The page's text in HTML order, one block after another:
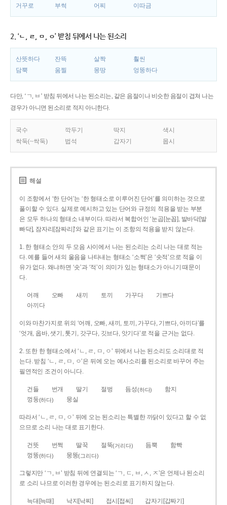
거꾸로
부썩 어찌 이따금
2. ‘ㄴ, ㄹ, ㅁ, ㅇ’ 받침 뒤에서 나는 된소리
산뜻하다 잔뜩 살짝
훨씬
담뿍
움찔 몽땅 엉뚱하다
다만, ‘ㄱ, ㅂ’ 받침 뒤에서 나는 된소리는, 같은 음절이나 비슷한 음절이 겹쳐 나는
경우가 아니면 된소리로 적지 아니한다.
국수 깍두기 딱지
색시
싹둑(~싹둑)
법석 갑자기 몹시
해설
이 조항에서 ‘한 단어’는 ‘한 형태소로 이루어진 단어’를 의미하는 것으로
풀이할 수 있다. 실제로 예시하고 있는 단어와 규정의 적용을 받는 부분
은 모두 하나의 형태소 내부이다. 따라서 복합어인 ‘눈곱[눈꼽], 발바닥[발
빠닥], 잠자리[잠짜리]’와 같은 표기는 이 조항의 적용을 받지 않는다.
1. 한 형태소 안의 두 모음 사이에서 나는 된소리는 소리 나는 대로 적는
다. 예를 들어 새의 울음을 나타내는 형태소 ‘소쩍’은 ‘솟적’으로 적을 이
유가 없다. 왜냐하면 ‘솟’과 ‘적’이 의미가 있는 형태소가 아니기 때문이
다.
어깨 오빠 새끼 토끼 가꾸다
기쁘다
아끼다
이와 마찬가지로 위의 ‘어깨, 오빠, 새끼, 토끼, 가꾸다, 기쁘다, 아끼다’를
‘엇개, 옵바, 샛기, 톳기, 갓구다, 깃브다, 앗기다’로 적을 근거는 없다.
2. 또한 한 형태소에서 ‘ㄴ, ㄹ, ㅁ, ㅇ’ 뒤에서 나는 된소리도 소리대로 적
는다. 받침 ‘ㄴ, ㄹ, ㅁ, ㅇ’은 뒤에 오는 예사소리를 된소리로 바꾸어 주는
필연적인 조건이 아니다.
건들 번개 딸기 절벙 듬성(하다)
함지
껑둥(하다) 뭉실
따라서 ‘ㄴ, ㄹ, ㅁ, ㅇ’ 뒤에 오는 된소리는 특별한 까닭이 있다고 할 수 없
으므로 소리 나는 대로 표기한다.
건뜻 번쩍 딸꾹 절뚝(거리다) 듬뿍
함빡
껑뚱(하다) 뭉뚱(그리다)
그렇지만 ‘ㄱ, ㅂ’ 받침 뒤에 연결되는 ‘ㄱ, ㄷ, ㅂ, ㅅ, ㅈ’은 언제나 된소리
로 소리 나므로 이러한 경우에는 된소리로 표기하지 않는다.
늑대[늑때] 낙지[낙찌] 접시[접씨] 갑자기[갑짜기]